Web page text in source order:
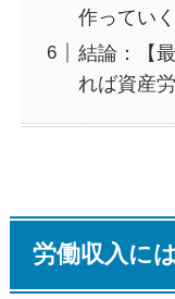
作ってい
結論：【
れば資産
労働収入に